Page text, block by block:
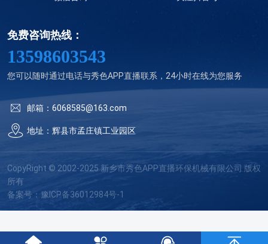
免费咨询热线：
13598603543
您可以随时通过电话与秀色APP直播联系，24小时在线为您服务
邮箱：6068585@163.com
地址：辉县市孟庄镇工业园区
CopyRight © 2002-2025 新乡市秀色APP直播环保机械有限公司 版权
所有
备案号： 豫ICP备36012984号-1